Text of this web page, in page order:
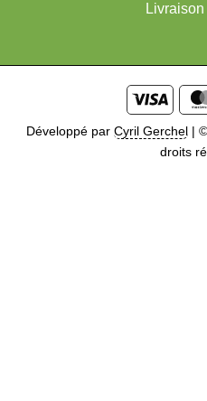
Visa
Développé par Cyril Gerchel | ©
droits